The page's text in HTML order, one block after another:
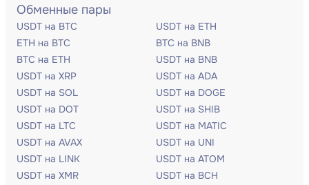
Обменные пары
USDT на BTC
USDT на ETH
ETH на BTC
BTC на BNB
BTC на ETH
USDT на BNB
USDT на XRP
USDT на ADA
USDT на SOL
USDT на DOGE
USDT на DOT
USDT на SHIB
USDT на LTC
USDT на MATIC
USDT на AVAX
USDT на UNI
USDT на LINK
USDT на ATOM
USDT на XMR
USDT на BCH